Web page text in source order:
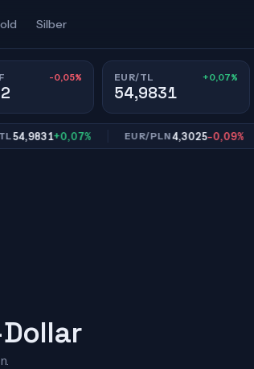
Silber
-0,05% EUR/TL +0,07%
54,9831
+0,07% EUR/PLN4,3025-0,09%